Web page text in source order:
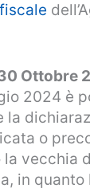
Ottobre
2024 è
la
o
vecchia
in quanto